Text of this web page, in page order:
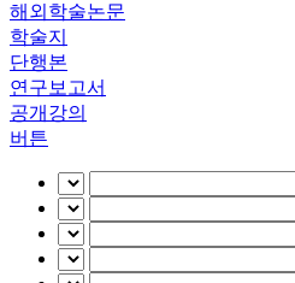
해외학술논문
학술지
단행본
연구보고서
공개강의
버튼